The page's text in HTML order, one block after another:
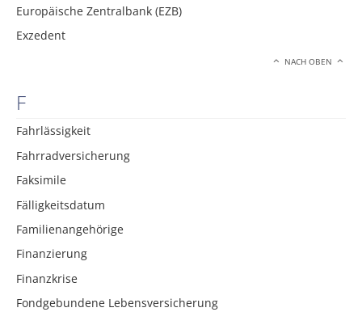
Europäische Zentralbank (EZB)
Exzedent
NACH OBEN
F
Fahrlässigkeit
Fahrradversicherung
Faksimile
Fälligkeitsdatum
Familienangehörige
Finanzierung
Finanzkrise
Fondgebundene Lebensversicherung